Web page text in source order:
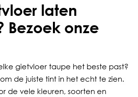
laten
Bezoek onze
gietvloer taupe het beste past?
de juiste tint in het echt te zien.
de vele kleuren, soorten en